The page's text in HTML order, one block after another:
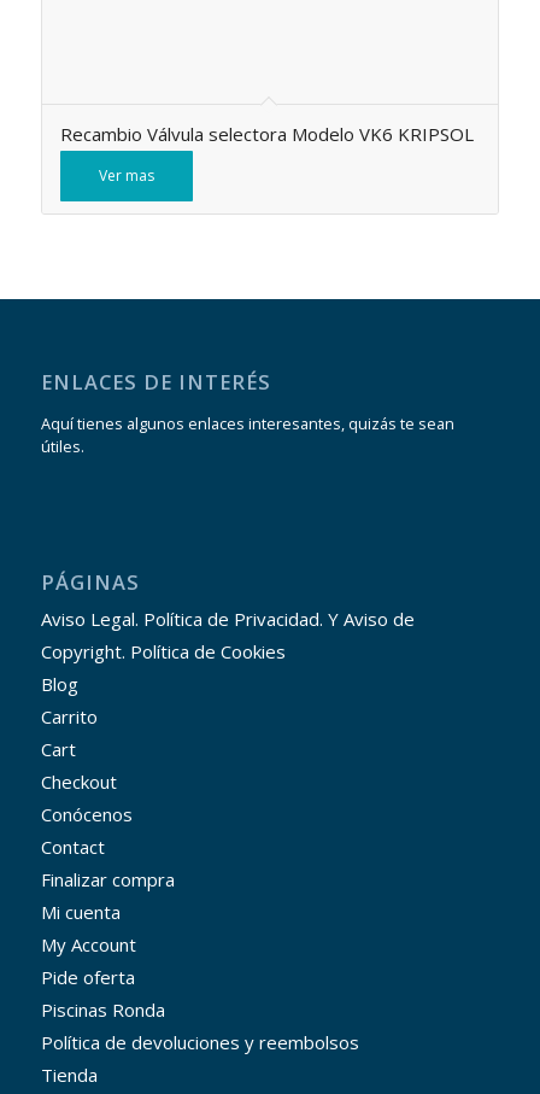
Recambio Válvula selectora Modelo VK6 KRIPSOL
Ver mas
ENLACES DE INTERÉS
Aquí tienes algunos enlaces interesantes, quizás te sean
útiles.
PÁGINAS
Aviso Legal. Política de Privacidad. Y Aviso de
Copyright. Política de Cookies
Blog
Carrito
Cart
Checkout
Conócenos
Contact
Finalizar compra
Mi cuenta
My Account
Pide oferta
Piscinas Ronda
Política de devoluciones y reembolsos
Tienda